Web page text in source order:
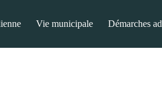
Vie municipale Démarches